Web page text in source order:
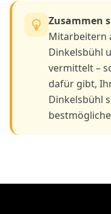
Zusammen
Mitarbeitern
Dinkelsbühl
vermittelt –
dafür gibt,
Dinkelsbühl